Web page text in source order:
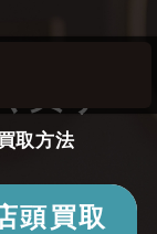
買う！
取方法
頭買取